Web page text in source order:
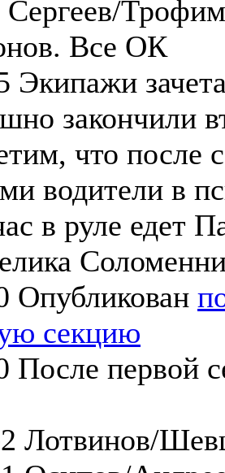
Все ОК
Экипажи
закончили
что после
водители в
в руле едет
Опубликован
секцию
После первой
Лотвинов/